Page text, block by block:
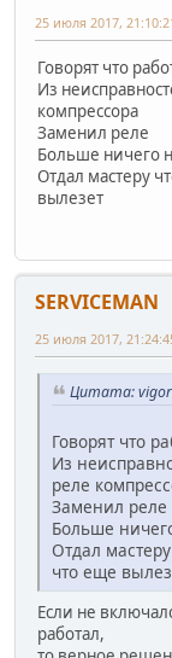
25 июля 2017,
Говорят что
Из
компрессора
Заменил реле
Больше ничего
Отдал мастеру
вылезет
SERVICEMAN
25 июля 2017,
Цитата:
Говорят что
Из
реле
Заменил реле
Больше
Отдал
что еще
Если не
работал,